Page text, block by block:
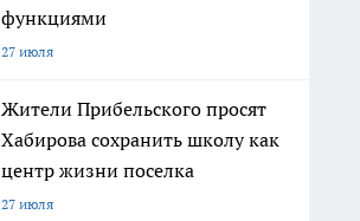
функциями
27 июля
Жители Прибельского просят
Хабирова сохранить школу как
центр жизни поселка
27 июля